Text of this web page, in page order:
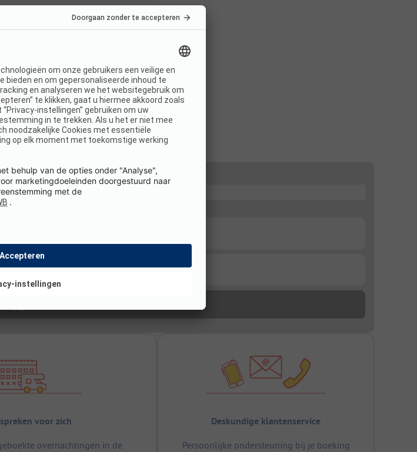
voor zich
overnachtingen in de
Deskundige klantenservice
Persoonlijke ondersteuning bij je boeking